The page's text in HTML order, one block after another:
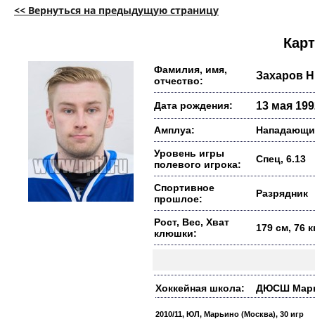
<< Вернуться на предыдущую страницу
Фамилия, имя,
отчество:
Захаров
Дата рождения: 13 мая
Амплуа:
Уровень игры
полевого игрока:
Спец, 6.13
Спортивное
прошлое:
Разрядник
Рост, Вес, Хват
клюшки:
179 см, 76
Хоккейная школа: ДЮСШ
2010/11, ЮЛ, Марьино (Москва), 30 игр